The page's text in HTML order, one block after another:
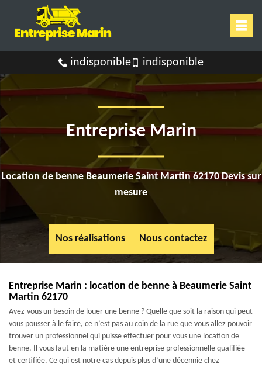
indisponible indisponible
Entreprise Marin
Location de benne Beaumerie Saint Martin 62170 Devis sur
mesure
Nos réalisations Nous contactez
Entreprise Marin : location de benne à Beaumerie Saint
Martin 62170
Avez-vous un besoin de louer une benne ? Quelle que soit la raison qui peut
vous pousser à le faire, ce n’est pas au coin de la rue que vous allez pouvoir
trouver un professionnel qui puisse effectuer pour vous une location de
benne. Il vous faut en la matière une entreprise professionnelle qualifiée
et certifiée. Ce qui est notre cas depuis plus d’une décennie chez